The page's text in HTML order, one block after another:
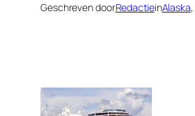
Geschreven doorRedactieinAlaska,